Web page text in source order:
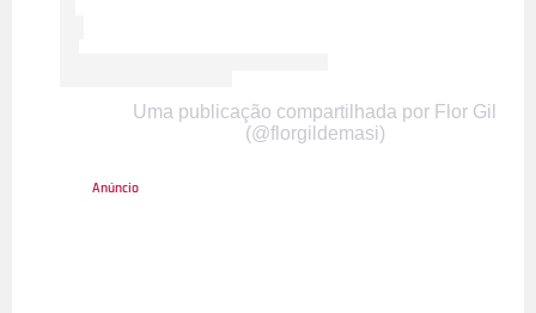
Uma publicação compartilhada por Flor Gil
(@florgildemasi)